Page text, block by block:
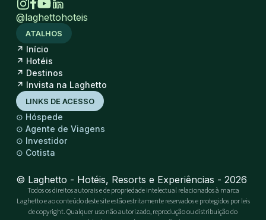
@laghettohoteis
ATALHOS
↗ Início
↗ Hotéis
↗ Destinos
↗ Invista na Laghetto
LINKS DE ACESSO
⊙ Hóspede
⊙ Agente de Viagens
⊙ Investidor
⊙ Cotista
© Laghetto - Hotéis, Resorts e Experiências - 2026
Todos os direitos autorais e de propriedade intelectual relacionados à marca
Laghetto e ao conteúdo deste site estão estritamente reservados e protegidos por leis
de copyright. Qualquer uso não autorizado, reprodução ou distribuição do